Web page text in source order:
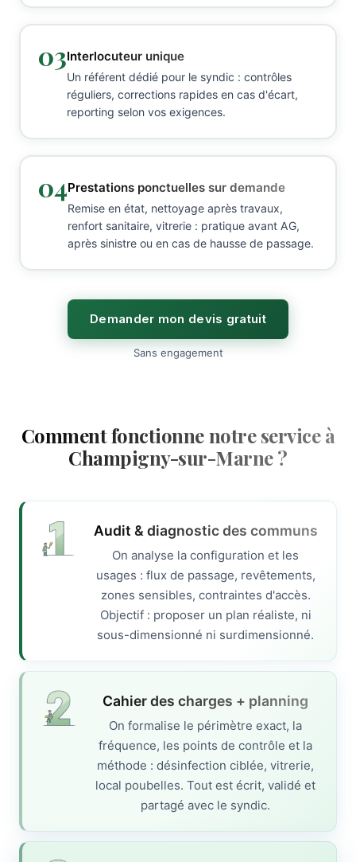
03Interlocuteur unique
Un référent dédié pour le syndic : contrôles
réguliers, corrections rapides en cas d'écart,
reporting selon vos exigences.
04Prestations ponctuelles sur demande
Remise en état, nettoyage après travaux,
renfort sanitaire, vitrerie : pratique avant AG,
après sinistre ou en cas de hausse de passage.
Demander mon devis gratuit
Sans engagement
Comment fonctionne notre service à
Champigny-sur-Marne ?
Audit & diagnostic des communs
On analyse la configuration et les
usages : flux de passage, revêtements,
zones sensibles, contraintes d'accès.
Objectif : proposer un plan réaliste, ni
sous-dimensionné ni surdimensionné.
Cahier des charges + planning
On formalise le périmètre exact, la
fréquence, les points de contrôle et la
méthode : désinfection ciblée, vitrerie,
local poubelles. Tout est écrit, validé et
partagé avec le syndic.